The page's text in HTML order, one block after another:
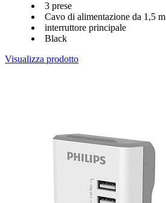
3 prese
Cavo di alimentazione da 1,5 m
interruttore principale
Black
Visualizza prodotto